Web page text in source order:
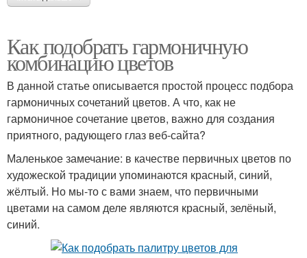
Как подобрать гармоничную
комбинацию цветов
В данной статье описывается простой процесс подбора
гармоничных сочетаний цветов. А что, как не
гармоничное сочетание цветов, важно для создания
приятного, радующего глаз веб-сайта?
Маленькое замечание: в качестве первичных цветов по
художеской традиции упоминаются красный, синий,
жёлтый. Но мы-то с вами знаем, что первичными
цветами на самом деле являются красный, зелёный,
синий.